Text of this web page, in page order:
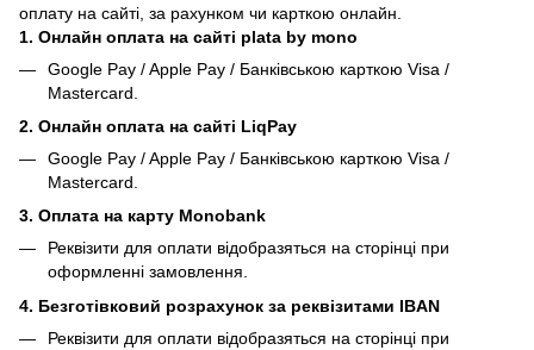
оплату на сайті, за рахунком чи карткою онлайн.
1. Онлайн оплата на сайті plata by mono
Google Pay / Apple Pay / Банківською карткою Visa /
Mastercard.
2. Онлайн оплата на сайті LiqPay
Google Pay / Apple Pay / Банківською карткою Visa /
Mastercard.
3. Оплата на карту Monobank
Реквізити для оплати відобразяться на сторінці при
оформленні замовлення.
4. Безготівковий розрахунок за реквізитами IBAN
Реквізити для оплати відобразяться на сторінці при